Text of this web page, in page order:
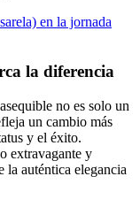
en la jornada
la diferencia
no es solo un
un cambio más
y el éxito.
extravagante y
la auténtica elegancia